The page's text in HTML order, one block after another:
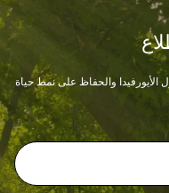
الأيورفيدا والحفاظ على نمط حياة